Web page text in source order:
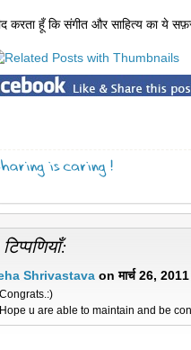
करता हूँ कि संगीत और साहित्य का ये
Shrivastava on मार्च 26,
Congrats.:)
Hope u are able to maintain and be